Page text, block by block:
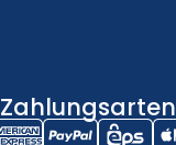
Zahlungsarten